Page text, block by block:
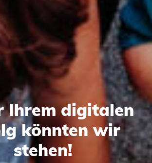
Ihrem digitalen
könnten wir
stehen!